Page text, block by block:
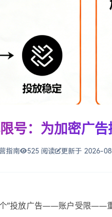
号：为加密广
指南 525 阅读 更新于 2026-
“投放广告——账户受限——